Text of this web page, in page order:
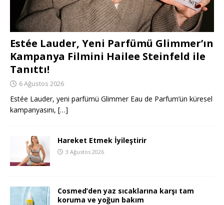
Estée Lauder, Yeni Parfümü Glimmer’ın
Kampanya Filmini Hailee Steinfeld ile
Tanıttı!
6 Ağustos 2026
Estée Lauder, yeni parfümü Glimmer Eau de Parfum’ün küresel
kampanyasını, […]
Hareket Etmek İyileştirir
3 Ağustos 2026
Cosmed’den yaz sıcaklarına karşı tam
koruma ve yoğun bakım